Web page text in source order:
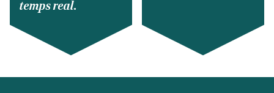
temps real.